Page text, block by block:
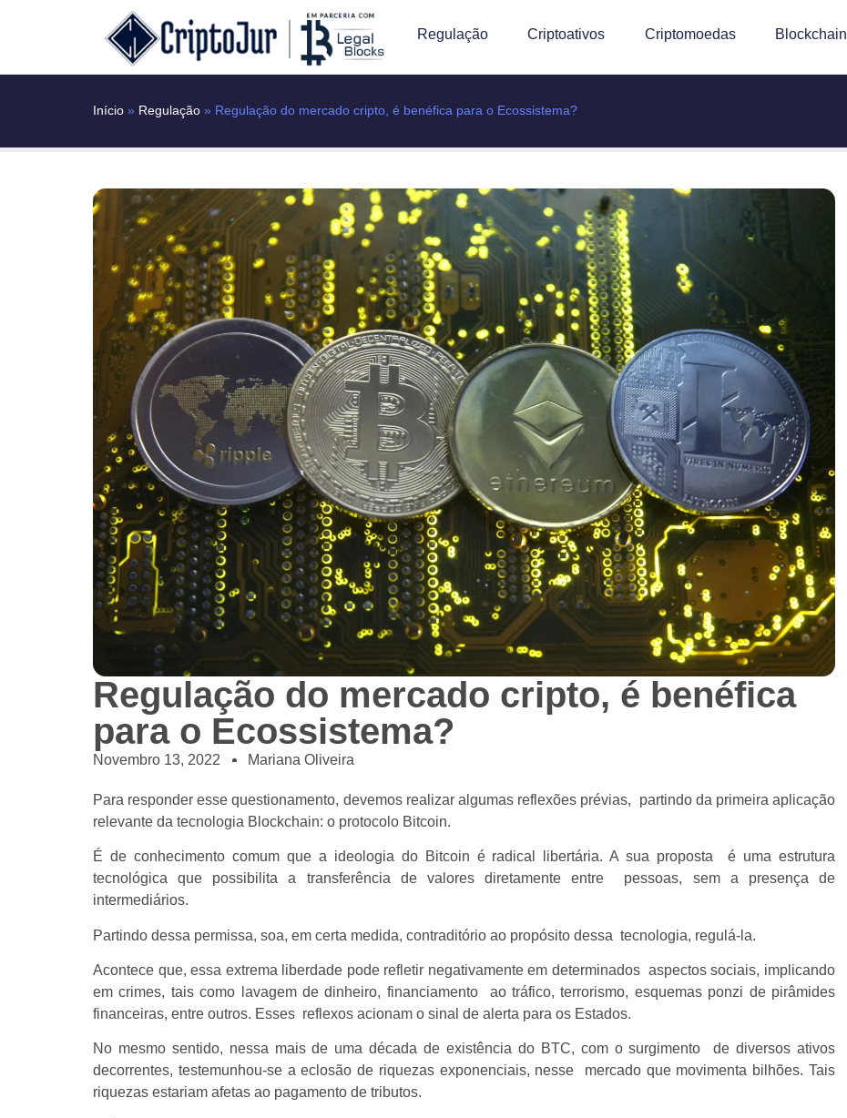
Regulação Criptoativos Criptomoedas Blockchain
Início » Regulação » Regulação do mercado cripto, é benéfica para o Ecossistema?
Regulação do mercado cripto, é benéfica
para o Ecossistema?
Novembro 13, 2022 Mariana Oliveira
Para responder esse questionamento, devemos realizar algumas reflexões prévias, partindo da primeira aplicação
relevante da tecnologia Blockchain: o protocolo Bitcoin.
É de conhecimento comum que a ideologia do Bitcoin é radical libertária. A sua proposta é uma estrutura
tecnológica que possibilita a transferência de valores diretamente entre pessoas, sem a presença de
intermediários.
Partindo dessa permissa, soa, em certa medida, contraditório ao propósito dessa tecnologia, regulá-la.
Acontece que, essa extrema liberdade pode refletir negativamente em determinados aspectos sociais, implicando
em crimes, tais como lavagem de dinheiro, financiamento ao tráfico, terrorismo, esquemas ponzi de pirâmides
financeiras, entre outros. Esses reflexos acionam o sinal de alerta para os Estados.
No mesmo sentido, nessa mais de uma década de existência do BTC, com o surgimento de diversos ativos
decorrentes, testemunhou-se a eclosão de riquezas exponenciais, nesse mercado que movimenta bilhões. Tais
riquezas estariam afetas ao pagamento de tributos.